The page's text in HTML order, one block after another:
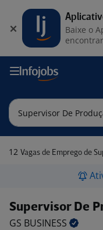
12 Vagas de Emprego de
Supervisor De
GS BUSINESS
Baixe o